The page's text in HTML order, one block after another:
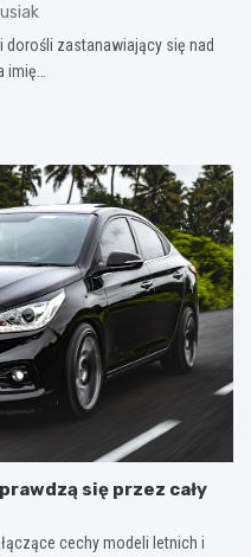
dorośli zastanawiający się nad
się przez cały
cechy modeli letnich i